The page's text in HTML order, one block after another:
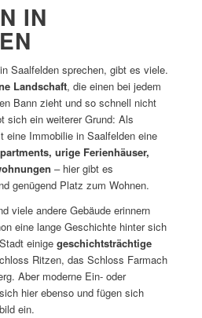
IN
Saalfelden sprechen, gibt es viele.
Landschaft, die einen bei jedem
Bann zieht und so schnell nicht
sich ein weiterer Grund: Als
eine Immobilie in Saalfelden eine
urige Ferienhäuser,
– hier gibt es
genügend Platz zum Wohnen.
viele andere Gebäude erinnern
eine lange Geschichte hinter sich
einige geschichtsträchtige
Ritzen, das Schloss Farmach
Aber moderne Ein- oder
hier ebenso und fügen sich
ein.